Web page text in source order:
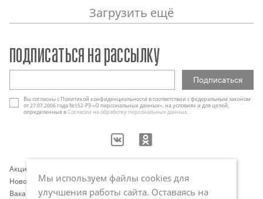
Загрузить ещё
Акции
Новости
Вакансии
Оплата и доставка
Программа лояльности
подписаться на рассылку
Вы согласны с Политикой конфиденциальности в соответствии с федеральным законом
от 27.07.2006 года №152-РЗ «О персональных данных», на условиях и для целей,
определенных вСогласии на обработку персональных данных.
Мы используем файлы cookies для
улучшения работы сайта. Оставаясь на